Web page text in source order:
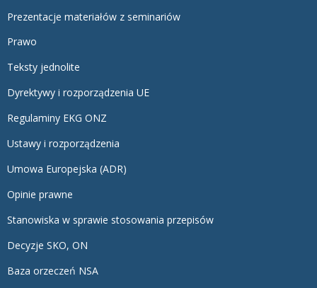
Prezentacje materiałów z seminariów
Prawo
Teksty jednolite
Dyrektywy i rozporządzenia UE
Regulaminy EKG ONZ
Ustawy i rozporządzenia
Umowa Europejska (ADR)
Opinie prawne
Stanowiska w sprawie stosowania przepisów
Decyzje SKO, ON
Baza orzeczeń NSA